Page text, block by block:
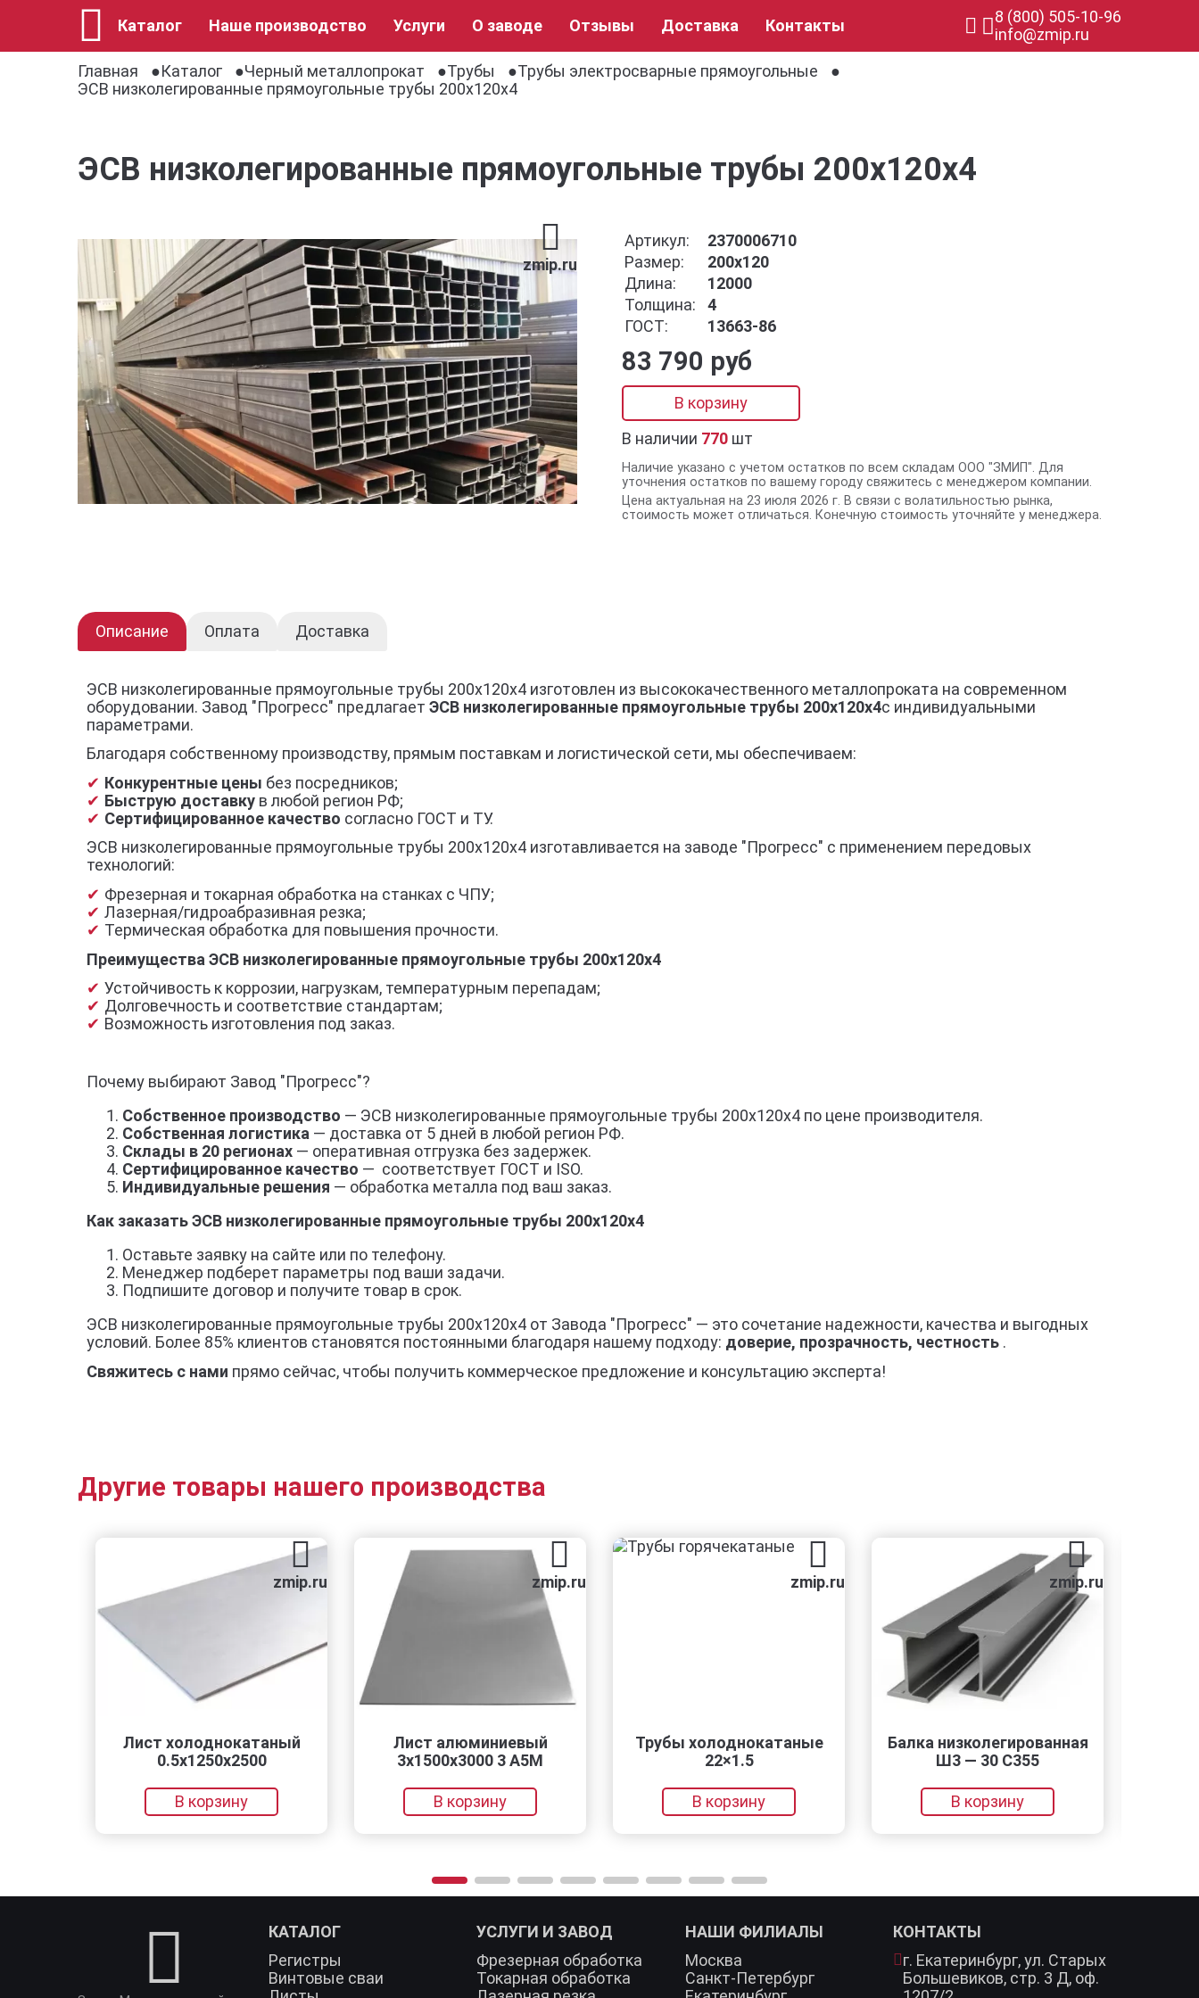
Каталог Наше производство Услуги О заводе Отзывы Доставка Контакты
8 (800) 505-10-96
info@zmip.ru
Главная
Каталог Черный металлопрокат Трубы
Трубы электросварные прямоугольные
ЭСВ низколегированные прямоугольные трубы 200x120x4
ЭСВ низколегированные прямоугольные трубы 200x120x4
zmip.ru
Артикул:
2370006710
Размер:
200x120
Длина:
12000
Толщина:
4
ГОСТ:
13663-86
83 790 руб
В корзину
В наличии 770 шт
Наличие указано с учетом остатков по всем складам ООО "ЗМИП". Для
уточнения остатков по вашему городу свяжитесь с менеджером компании.
Цена актуальная на 23 июля 2026 г. В связи с волатильностью рынка,
стоимость может отличаться. Конечную стоимость уточняйте у менеджера.
Описание Оплата Доставка
ЭСВ низколегированные прямоугольные трубы 200x120x4 изготовлен из высококачественного металлопроката на современном
оборудовании. Завод "Прогресс" предлагает ЭСВ низколегированные прямоугольные трубы 200x120x4с индивидуальными
параметрами.
Благодаря собственному производству, прямым поставкам и логистической сети, мы обеспечиваем:
Конкурентные цены без посредников;
Быструю доставку в любой регион РФ;
Сертифицированное качество согласно ГОСТ и ТУ.
ЭСВ низколегированные прямоугольные трубы 200x120x4 изготавливается на заводе "Прогресс" с применением передовых
технологий:
Фрезерная и токарная обработка на станках с ЧПУ;
Лазерная/гидроабразивная резка;
Термическая обработка для повышения прочности.
Преимущества ЭСВ низколегированные прямоугольные трубы 200x120x4
Устойчивость к коррозии, нагрузкам, температурным перепадам;
Долговечность и соответствие стандартам;
Возможность изготовления под заказ.
Почему выбирают Завод "Прогресс"?
Собственное производство — ЭСВ низколегированные прямоугольные трубы 200x120x4 по цене производителя.
Собственная логистика — доставка от 5 дней в любой регион РФ.
Склады в 20 регионах — оперативная отгрузка без задержек.
Сертифицированное качество — соответствует ГОСТ и ISO.
Индивидуальные решения — обработка металла под ваш заказ.
Как заказать ЭСВ низколегированные прямоугольные трубы 200x120x4
Оставьте заявку на сайте или по телефону.
Менеджер подберет параметры под ваши задачи.
Подпишите договор и получите товар в срок.
ЭСВ низколегированные прямоугольные трубы 200x120x4 от Завода "Прогресс" — это сочетание надежности, качества и выгодных
условий. Более 85% клиентов становятся постоянными благодаря нашему подходу: доверие, прозрачность, честность .
Свяжитесь с нами прямо сейчас, чтобы получить коммерческое предложение и консультацию эксперта!
Другие товары нашего производства
zmip.ru
Лист холоднокатаный
0.5х1250х2500
В корзину
zmip.ru
Лист алюминиевый
3х1500х3000 3 А5М
В корзину
zmip.ru
Трубы холоднокатаные
22×1.5
В корзину
zmip.ru
Балка низколегированная
Ш3 — 30 С355
В корзину
КАТАЛОГ
Регистры
Винтовые сваи
УСЛУГИ И ЗАВОД
Фрезерная обработка
Токарная обработка
НАШИ ФИЛИАЛЫ
Москва
Санкт-Петербург
КОНТАКТЫ
г. Екатеринбург,ул. Старых
Большевиков, стр. 3 Д, оф.